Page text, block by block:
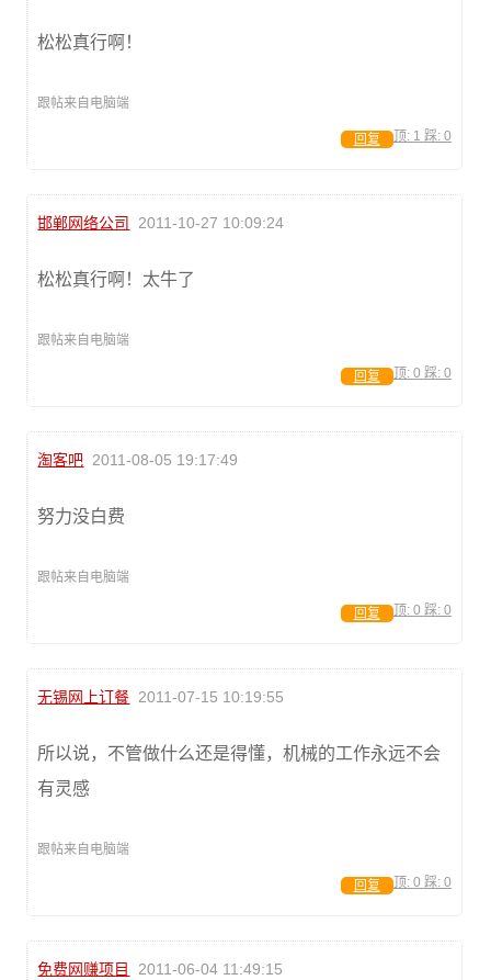
松松真行啊！
跟帖来自电脑端
顶: 1 踩: 0
回复
邯郸网络公司 2011-10-27 10:09:24
松松真行啊！太牛了
跟帖来自电脑端
顶: 0 踩: 0
回复
淘客吧 2011-08-05 19:17:49
努力没白费
跟帖来自电脑端
顶: 0 踩: 0
回复
无锡网上订餐 2011-07-15 10:19:55
所以说，不管做什么还是得懂，机械的工作永远不会
有灵感
跟帖来自电脑端
顶: 0 踩: 0
回复
免费网赚项目 2011-06-04 11:49:15